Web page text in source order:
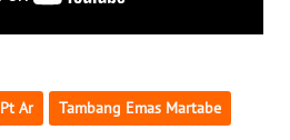
Pt Ar Tambang Emas Martabe